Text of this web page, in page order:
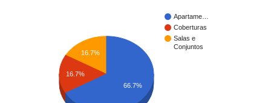
Apartame…
Coberturas
Salas e
Conjuntos
16.7%
16.7%
66.7%